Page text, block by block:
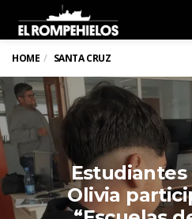
HOME SANTA CRUZ
Estudiantes
Olivia